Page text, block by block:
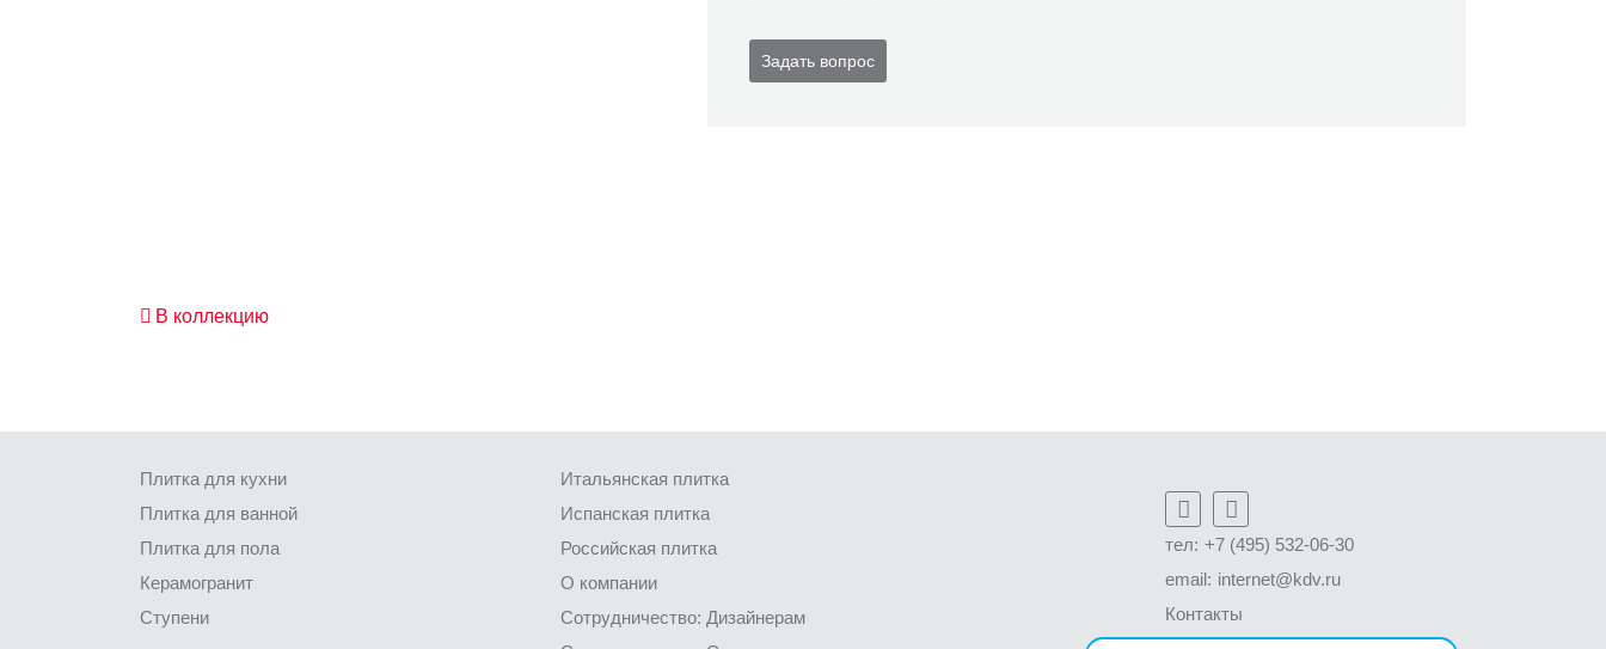
Задать вопрос
В коллекцию
Плитка для кухни
Плитка для ванной
Плитка для пола
Керамогранит
Ступени
Итальянская плитка
Испанская плитка
Российская плитка
О компании
Сотрудничество: Дизайнерам
тел: +7 (495) 532-06-30
email: internet@kdv.ru
Контакты